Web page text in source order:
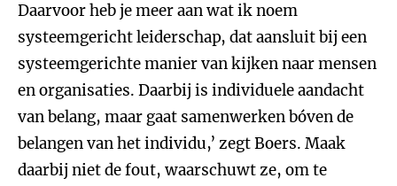
Daarvoor heb je meer aan wat ik noem
systeemgericht leiderschap, dat aansluit bij een
systeemgerichte manier van kijken naar mensen
en organisaties. Daarbij is individuele aandacht
van belang, maar gaat samenwerken bóven de
belangen van het individu,’ zegt Boers. Maak
daarbij niet de fout, waarschuwt ze, om te